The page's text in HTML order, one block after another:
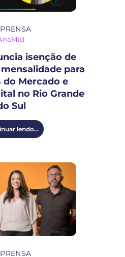
isenção de
para
do Mercado e
no Rio Grande
Sul
lendo...